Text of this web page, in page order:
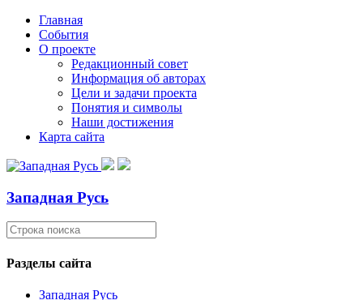
Главная
События
О проекте
Редакционный совет
Информация об авторах
Цели и задачи проекта
Понятия и символы
Наши достижения
Карта сайта
Западная Русь
Разделы сайта
Западная Русь